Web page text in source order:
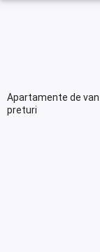
Apartamente de
preturi